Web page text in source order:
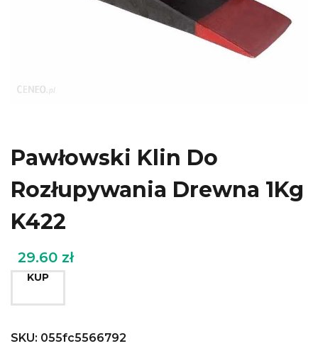
Pawłowski Klin Do
Rozłupywania Drewna 1Kg
K422
29.60 zł
KUP
SKU: 055fc5566792